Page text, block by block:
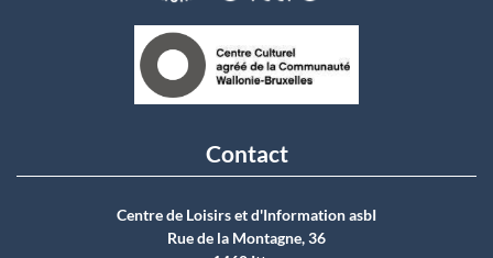
Contact
Centre de Loisirs et d'Information asbI
Rue de la Montagne, 36